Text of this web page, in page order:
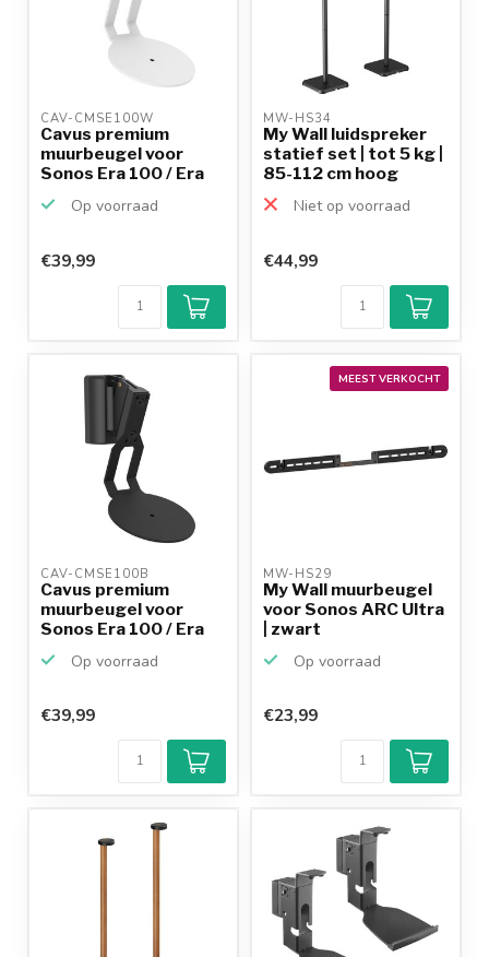
CAV-CMSE100W
Cavus premium
muurbeugel voor
Sonos Era 100 / Era
Op voorraad
€39,99
MW-HS34
My Wall luidspreker
statief set | tot 5 kg |
85-112 cm hoog
Niet op voorraad
€44,99
CAV-CMSE100B
Cavus premium
muurbeugel voor
Sonos Era 100 / Era
Op voorraad
€39,99
MEEST VERKOCHT
MW-HS29
My Wall muurbeugel
voor Sonos ARC Ultra
| zwart
Op voorraad
€23,99